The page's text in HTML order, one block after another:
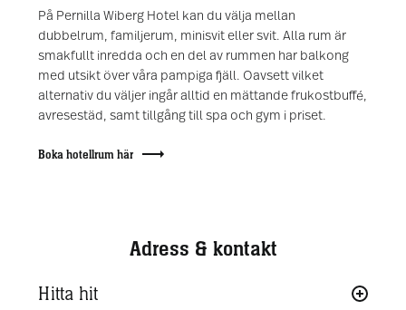
På Pernilla Wiberg Hotel kan du välja mellan
dubbelrum, familjerum, minisvit eller svit. Alla rum är
smakfullt inredda och en del av rummen har balkong
med utsikt över våra pampiga fjäll. Oavsett vilket
alternativ du väljer ingår alltid en mättande frukostbuffé,
avresestäd, samt tillgång till spa och gym i priset.
Boka hotellrum här
Adress & kontakt
Hitta hit